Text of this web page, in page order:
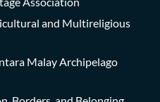
and Multireligious
Malay Archipelago